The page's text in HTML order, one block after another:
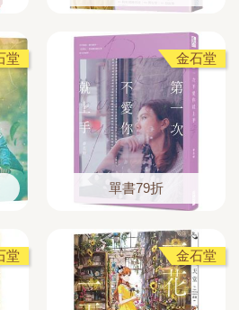
堂 金石堂
單書79折
堂 金石堂